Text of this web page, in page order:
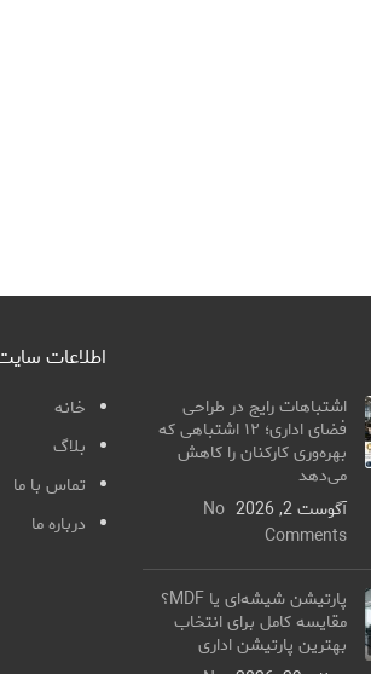
اشتباهات رایج در طراحی
فضای اداری؛ ۱۲ اشتباهی که
بهره‌وری کارکنان را کاهش
می‌دهد
آگوست 2, 2026
No
Comments
پارتیشن شیشه‌ای یا MDF؟
مقایسه کامل برای انتخاب
بهترین پارتیشن اداری
اطلاعات
خانه
بلاگ
تماس با ما
درباره ما